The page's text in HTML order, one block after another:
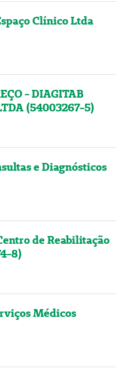
Clínico Ltda
- DIAGITAB
(54003267-5)
e Diagnósticos
de Reabilitação
8)
Médicos